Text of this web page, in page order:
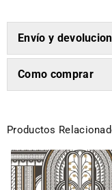
Envío y
Como comprar
Productos